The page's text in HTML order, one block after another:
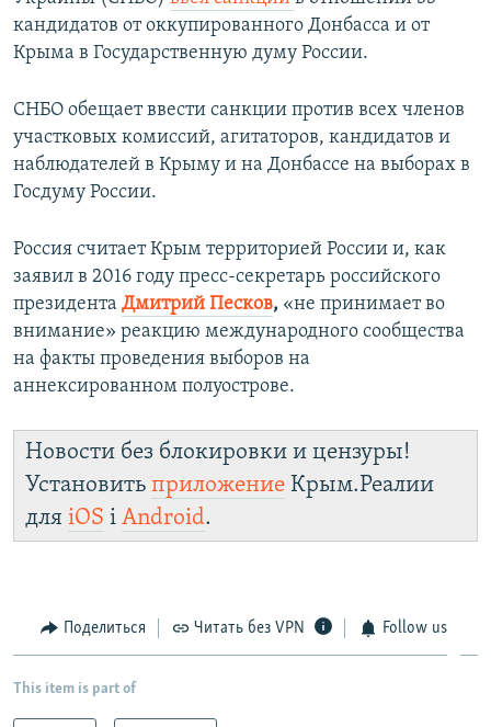
кандидатов от оккупированного Донбасса и от
Крыма в Государственную думу России.
СНБО обещает ввести санкции против всех членов
участковых комиссий, агитаторов, кандидатов и
наблюдателей в Крыму и на Донбассе на выборах в
Госдуму России.
Россия считает Крым территорией России и, как
заявил в 2016 году пресс-секретарь российского
президента Дмитрий Песков, «не принимает во
внимание» реакцию международного сообщества
на факты проведения выборов на
аннексированном полуострове.
Новости без блокировки и цензуры!
Установить приложение Крым.Реалии
для iOS і Android.
Поделиться Читать без VPN Follow us
This item is part of